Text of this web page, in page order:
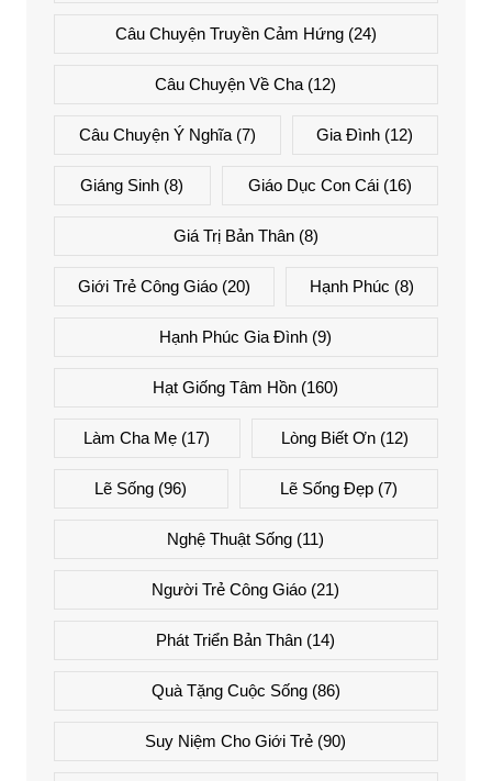
Câu Chuyện Truyền Cảm Hứng(24)
Câu Chuyện Về Cha (12)
Câu Chuyện Ý Nghĩa(7) Gia Đình (12)
Giáng Sinh (8) Giáo Dục Con Cái(16)
Giá Trị Bản Thân(8)
Giới Trẻ Công Giáo(20) Hạnh Phúc (8)
Hạnh Phúc Gia Đình (9)
Hạt Giống Tâm Hồn (160)
Làm Cha Mẹ (17) Lòng Biết Ơn(12)
Lẽ Sống (96) Lẽ Sống Đẹp(7)
Nghệ Thuật Sống (11)
Người Trẻ Công Giáo (21)
Phát Triển Bản Thân (14)
Quà Tặng Cuộc Sống(86)
Suy Niệm Cho Giới Trẻ (90)